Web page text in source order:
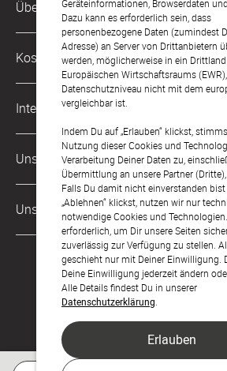
Geräteinformationen, Browserdaten
Dazu kann es erforderlich sein, dass
personenbezogene Daten (zumindest
Adresse) an Server von Drittanbietern
werden, möglicherweise in ein
Europäischen Wirtschaftsraums
Datenschutzniveau nicht mit dem
vergleichbar ist.
Indem Du auf „Erlauben“ klickst,
Nutzung dieser Cookies und
Verarbeitung Deiner Daten zu,
Übermittlung an unsere Partner
Falls Du damit nicht einverstanden
„Ablehnen“ klickst, nutzen wir nur
notwendige Cookies und
erforderlich, um Dir unsere Seiten
zuverlässig zur Verfügung zu stellen.
geschieht nur mit Deiner Einwilligung.
Deine Einwilligung jederzeit ändern
Alle Details findest Du in unserer
Datenschutzerklärung
Erlauben
0221 956 725 10
Mo. - Fr. von 9 bis 17 Uhr
kontakt@sendmoments.de
Über Uns
Philosophie
Karriere
Impressum
AGB & Widerrufsrecht
Zahlung & Versand
Datenschutz
Barrierefreiheitserklärung
LLM's
Kostenlose Services
Musterkarten
Digitale Fotoalben
Digitale Gästelisten
FAQ & Hilfe
International
Österreich
Schweiz
Frankreich
Unsere Zahlungsarten
Unsere Partner